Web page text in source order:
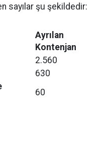
sayılar şu şekildedir:
Ayrılan
Kontenjan
2.560
630
60